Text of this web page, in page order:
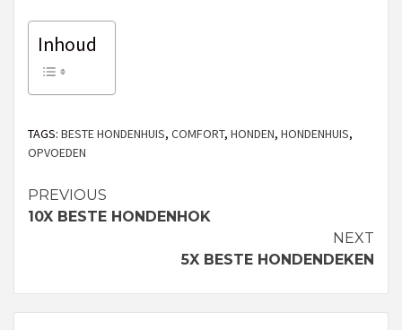
Inhoud
TAGS: BESTE HONDENHUIS, COMFORT, HONDEN, HONDENHUIS,
OPVOEDEN
Continue
PREVIOUS
10X BESTE HONDENHOK
NEXT
5X BESTE HONDENDEKEN